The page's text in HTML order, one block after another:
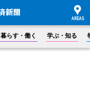
暮らす・働く 学ぶ・知る